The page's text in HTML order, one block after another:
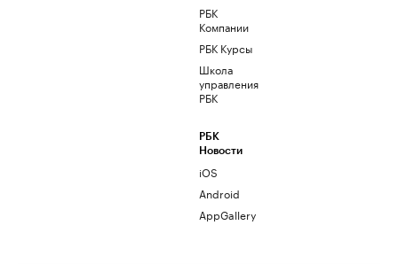
РБК
Компании
РБК Курсы
Школа
управления
РБК
РБК
Новости
iOS
Android
AppGallery